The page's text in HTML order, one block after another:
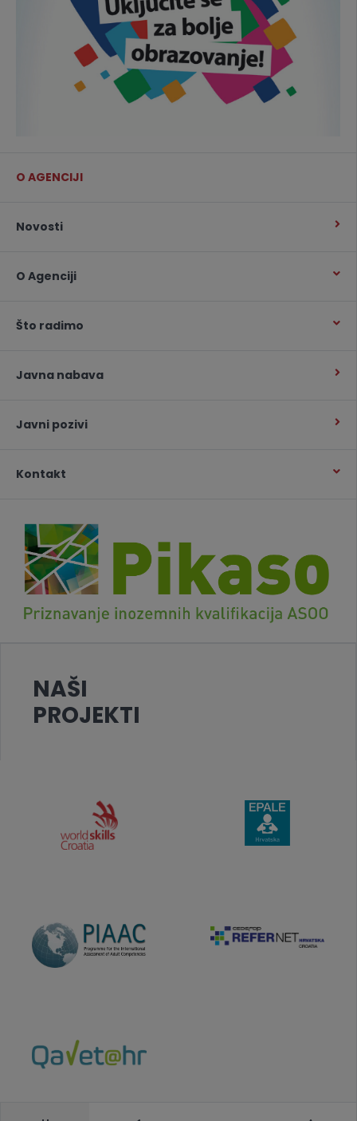
O AGENCIJI
Novosti
O Agenciji
Što radimo
Javna nabava
Javni pozivi
Kontakt
NAŠI
PROJEKTI